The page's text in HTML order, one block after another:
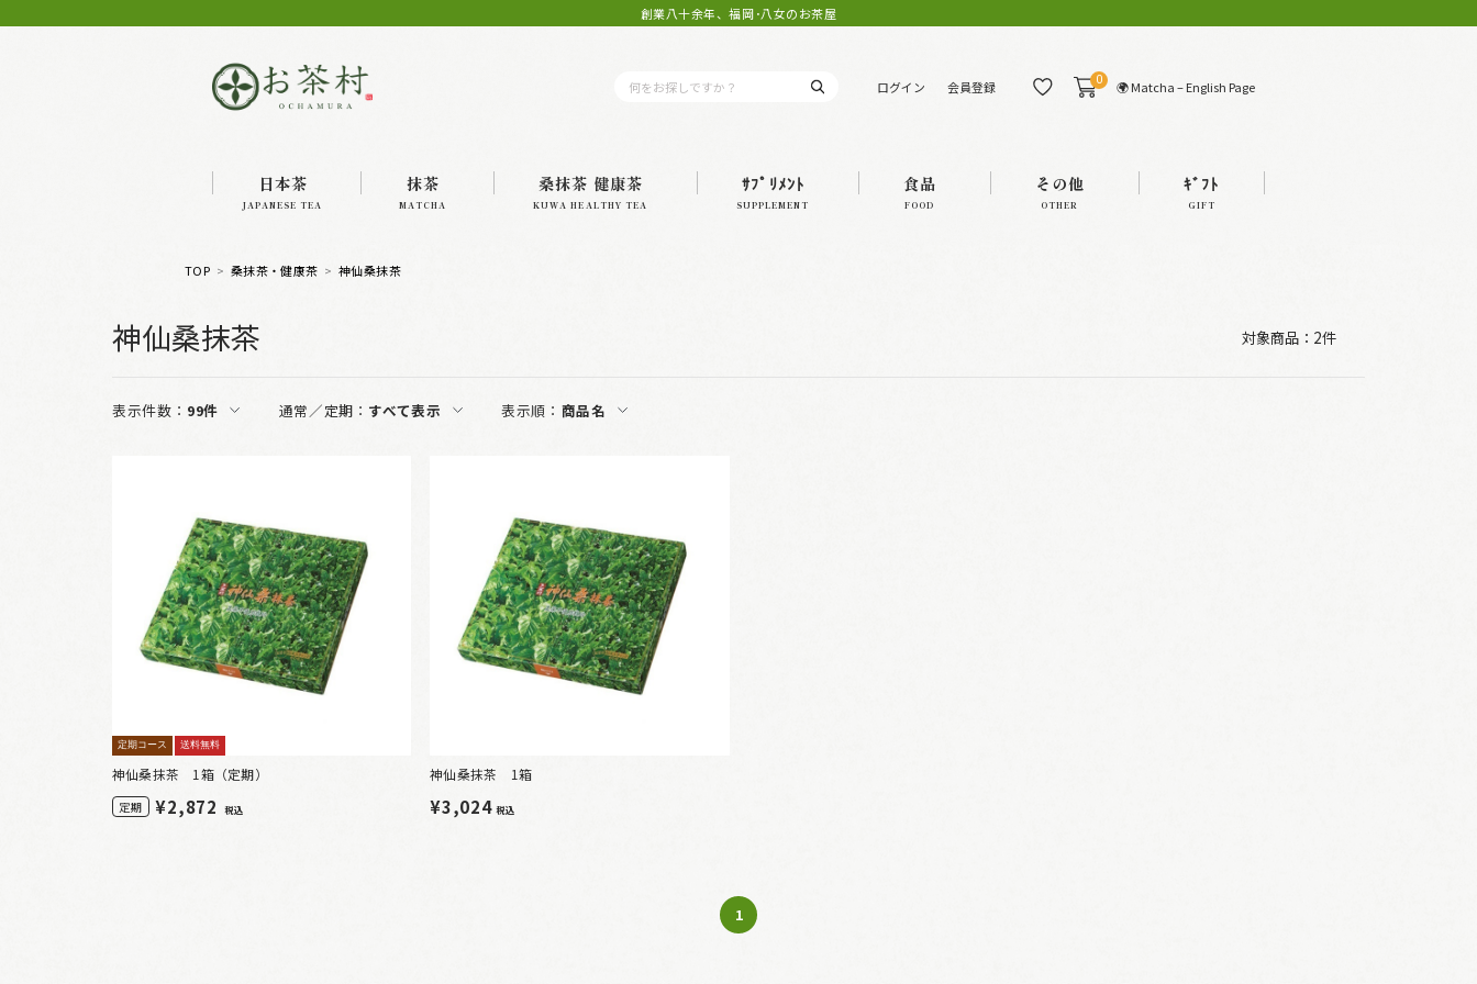
創業八十余年、福岡･八女のお茶屋
ログイン 会員登録 0 🌍 Matcha – English Page
日本茶
JAPANESE TEA
抹茶
MATCHA
桑抹茶 健康茶
KUWA HEALTHY TEA
ｻﾌﾟﾘﾒﾝﾄ
SUPPLEMENT
食品
FOOD
その他
OTHER
ｷﾞﾌﾄ
GIFT
TOP 桑抹茶・健康茶 神仙桑抹茶
神仙桑抹茶 対象商品： 2件
表示件数： 99件 通常／定期： すべて表示 表示順： 商品名
定期コース 送料無料
神仙桑抹茶 1箱（定期）
定期 ¥2,872 税込
神仙桑抹茶 1箱
¥3,024税込
1